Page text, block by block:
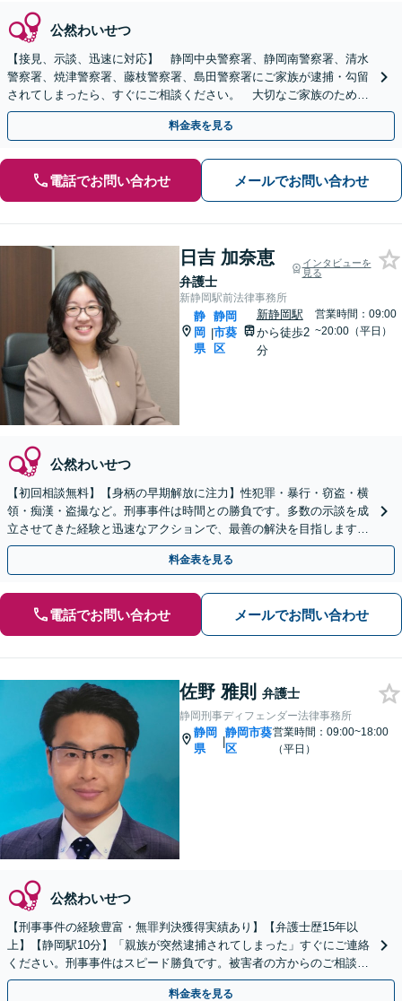
公然わいせつ
【接見、示談、迅速に対応】 静岡中央警察署、静岡南警察署、清水
警察署、焼津警察署、藤枝警察署、島田警察署にご家族が逮捕・勾留
されてしまったら、すぐにご相談ください。 大切なご家族のために
迅速に対応します。
料金表を見る
電話でお問い合わせ メールでお問い合わせ
日吉 加奈恵
弁護士
インタビューを
見る
新静岡駅前法律事務所
静
岡
県
|
静岡
市葵
区
新静岡駅
から徒歩2
分
営業時間：09:00
~20:00（平日）
公然わいせつ
【初回相談無料】【身柄の早期解放に注力】性犯罪・暴行・窃盗・横
領・痴漢・盗撮など。刑事事件は時間との勝負です。多数の示談を成
立させてきた経験と迅速なアクションで、最善の解決を目指します
【新静岡駅直結】【夜間・休日相談可】
料金表を見る
電話でお問い合わせ メールでお問い合わせ
佐野 雅則 弁護士
静岡刑事ディフェンダー法律事務所
静岡
県
|
静岡市葵
区
営業時間：09:00~18:00
（平日）
公然わいせつ
【刑事事件の経験豊富・無罪判決獲得実績あり】【弁護士歴15年以
上】【静岡駅10分】「親族が突然逮捕されてしまった」すぐにご連絡
ください。刑事事件はスピード勝負です。被害者の方からのご相談も
承っています。【初回相談無料】【夜間・休日相談可能】
料金表を見る